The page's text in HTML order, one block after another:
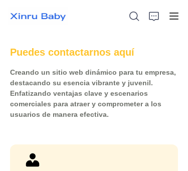
Puedes contactarnos aquí
Creando un sitio web dinámico para tu empresa,
destacando su esencia vibrante y juvenil.
Enfatizando ventajas clave y escenarios
comerciales para atraer y comprometer a los
usuarios de manera efectiva.
Los más vendidos
Sobre Nosotros